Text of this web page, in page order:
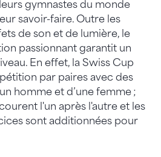
gymnastes du monde
savoir-faire. Outre les
de son et de lumière, le
passionnant garantit un
En effet, la Swiss Cup
par paires avec des
homme et d’une femme ;
l'un après l'autre et les
sont additionnées pour